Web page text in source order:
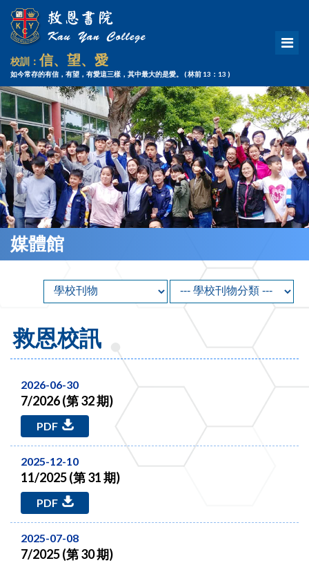
校訓：信、望、愛
如今常存的有信，有望，有愛這三樣，其中最大的是愛。 ( 林前 13：13 )
媒體館
救恩校訊
2026-06-30
7/2026 (第 32 期)
PDF
2025-12-10
11/2025 (第 31 期)
PDF
2025-07-08
7/2025 (第 30 期)